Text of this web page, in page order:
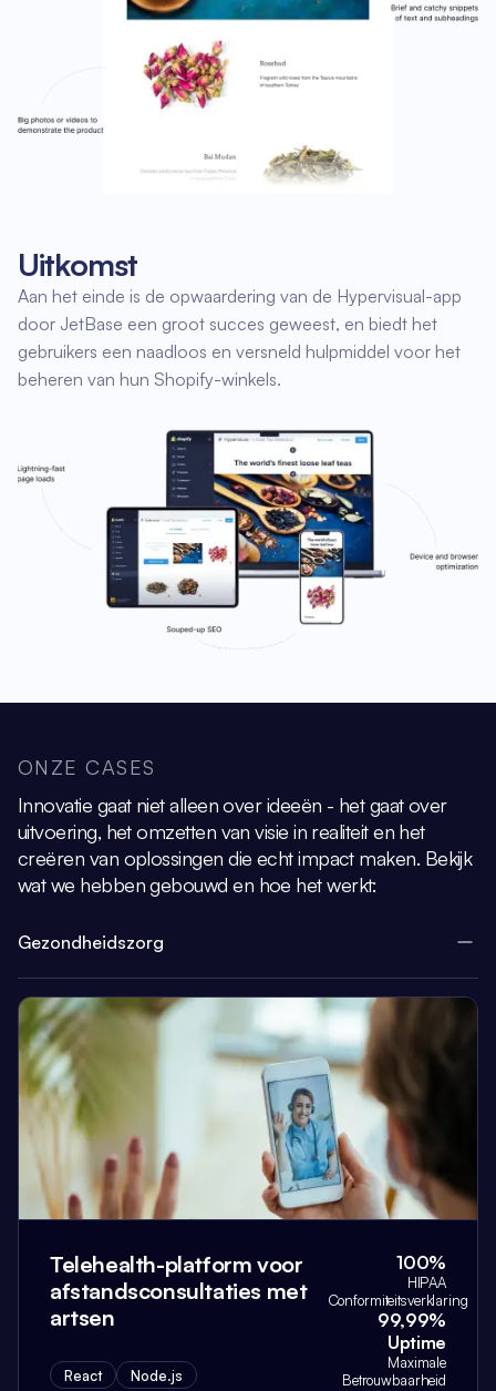
Uitkomst
Aan het einde is de opwaardering van de Hypervisual-app
door JetBase een groot succes geweest, en biedt het
gebruikers een naadloos en versneld hulpmiddel voor het
beheren van hun Shopify-winkels.
ONZE CASES
Innovatie gaat niet alleen over ideeën - het gaat over
uitvoering, het omzetten van visiein realiteit en het
creëren van oplossingen die echt impact maken. Bekijk
wat we hebben gebouwd en hoe het werkt:
Gezondheidszorg
Telehealth-platform voor
afstandsconsultaties met
artsen
React Node.js
100%
HIPAA
Conformiteitsverklaring
99,99%
Uptime
Maximale
Betrouwbaarheid